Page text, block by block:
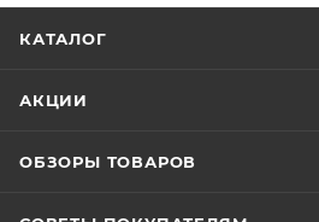
КАТАЛОГ
АКЦИИ
ОБЗОРЫ ТОВАРОВ